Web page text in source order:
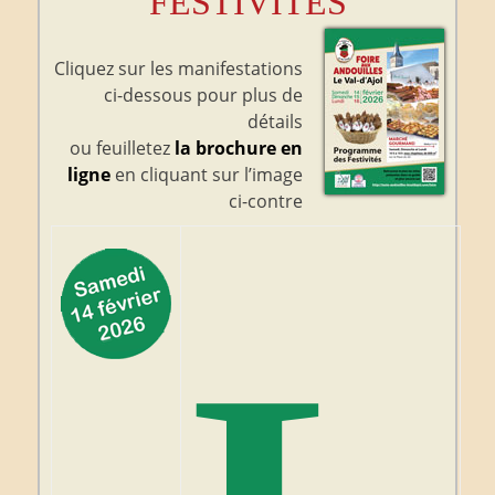
Cliquez sur les manifestations
ci-dessous pour plus de
détails
ou feuilletez la brochure en
ligne en cliquant sur l’image
ci-contre